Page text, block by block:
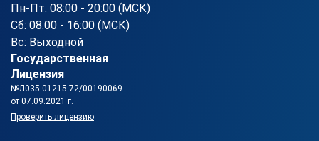
Пн-Пт: 08:00 - 20:00 (МСК)
Сб: 08:00 - 16:00 (МСК)
Вс: Выходной
Государственная
Лицензия
№Л035-01215-72/00190069
от 07.09.2021 г.
Проверить лицензию